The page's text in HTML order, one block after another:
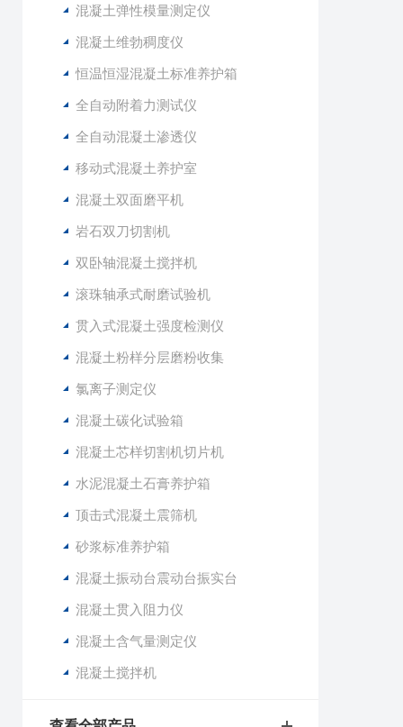
混凝土弹性模量测定仪
混凝土维勃稠度仪
恒温恒湿混凝土标准养护箱
全自动附着力测试仪
全自动混凝土渗透仪
移动式混凝土养护室
混凝土双面磨平机
岩石双刀切割机
双卧轴混凝土搅拌机
滚珠轴承式耐磨试验机
贯入式混凝土强度检测仪
混凝土粉样分层磨粉收集
氯离子测定仪
混凝土碳化试验箱
混凝土芯样切割机切片机
水泥混凝土石膏养护箱
顶击式混凝土震筛机
砂浆标准养护箱
混凝土振动台震动台振实台
混凝土贯入阻力仪
混凝土含气量测定仪
混凝土搅拌机